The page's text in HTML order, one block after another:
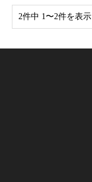
2件中 1〜2件を表示